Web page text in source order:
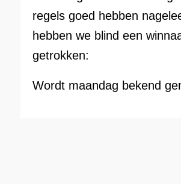
regels goed hebben
hebben we blind een
getrokken:
Wordt maandag bekend